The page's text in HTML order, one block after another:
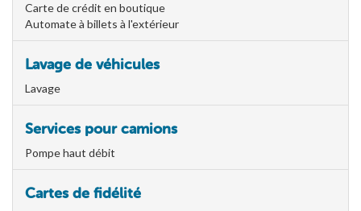
Carte de crédit en boutique
Automate à billets à l'extérieur
Lavage de véhicules
Lavage
Services pour camions
Pompe haut débit
Cartes de fidélité